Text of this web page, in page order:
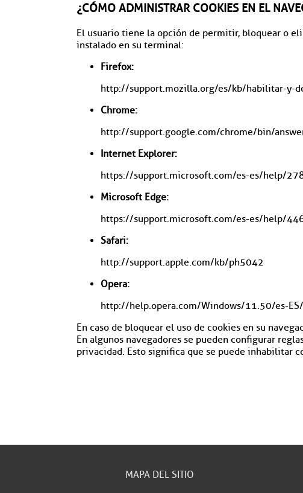
¿CÓMO ADMINISTRAR COOKIES EN EL
El usuario tiene la opción de permitir, bloquear o
instalado en su terminal:
Firefox:
http://support.mozilla.org/es/kb/habilitar-y-
Chrome:
http://support.google.com/chrome/bin/
Internet Explorer:
https://support.microsoft.com/es-es/help/
Microsoft Edge:
https://support.microsoft.com/es-es/help/
Safari:
http://support.apple.com/kb/ph5042
Opera:
http://help.opera.com/Windows/11.50/es-
En caso de bloquear el uso de cookies en su
En algunos navegadores se pueden configurar
privacidad. Esto significa que se puede inhabilitar
MAPA DEL SITIO